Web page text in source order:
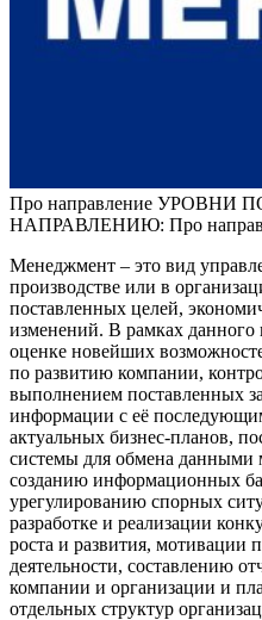
Про направление УРОВНИ
НАПРАВЛЕНИЮ: Про
Менеджмент – это вид
производстве или в
поставленных целей,
изменений. В рамках данного
оценке новейших
по развитию компании,
выполнением поставленных
информации с её
актуальных бизнес-планов,
системы для обмена
созданию информационных
урегулированию спорных
разработке и реализации
роста и развития, мотивации
деятельности, составлению
компании и организации и
отдельных структур